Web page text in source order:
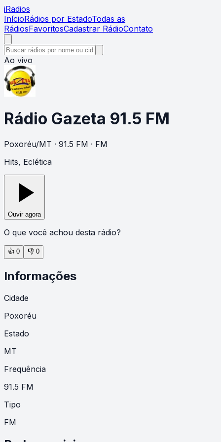
iRadios
InícioRádios por EstadoTodas as
RádiosFavoritosCadastrar RádioContato
Ao vivo
Rádio Gazeta 91.5 FM
Poxoréu/MT · 91.5 FM · FM
Hits, Eclética
Ouvir agora
O que você achou desta rádio?
👍 0 👎 0
Informações
Cidade
Poxoréu
Estado
MT
Frequência
91.5 FM
Tipo
FM